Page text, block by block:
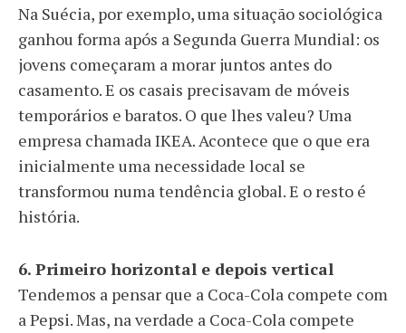
Na Suécia, por exemplo, uma situação sociológica
ganhou forma após a Segunda Guerra Mundial: os
jovens começaram a morar juntos antes do
casamento. E os casais precisavam de móveis
temporários e baratos. O que lhes valeu? Uma
empresa chamada IKEA. Acontece que o que era
inicialmente uma necessidade local se
transformou numa tendência global. E o resto é
história.
6. Primeiro horizontal e depois vertical
Tendemos a pensar que a Coca-Cola compete com
a Pepsi. Mas, na verdade a Coca-Cola compete